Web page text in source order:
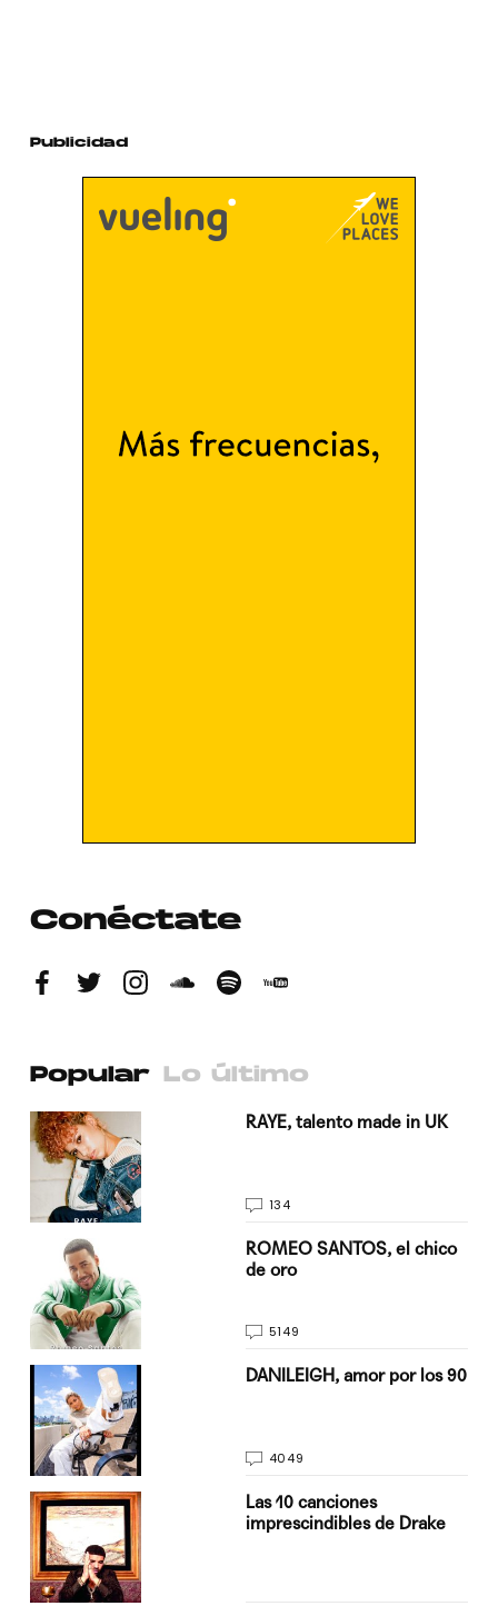
Publicidad
Conéctate
Popular Lo último
RAYE, talento made in UK
134
ROMEO SANTOS, el chico
de oro
5149
DANILEIGH, amor por los 90
4049
Las 10 canciones
imprescindibles de Drake